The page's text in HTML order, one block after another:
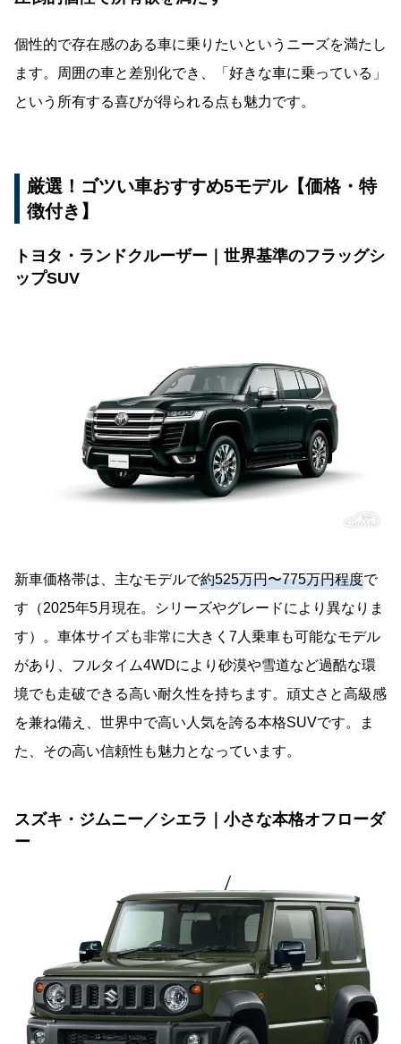
個性的で存在感のある車に乗りたいというニーズを満たし
ます。周囲の車と差別化でき、「好きな車に乗っている」
という所有する喜びが得られる点も魅力です。
厳選！ゴツい車おすすめ5モデル【価格・特
徴付き】
トヨタ・ランドクルーザー｜世界基準のフラッグシ
ップSUV
新車価格帯は、主なモデルで約525万円〜775万円程度で
す（2025年5月現在。シリーズやグレードにより異なりま
す）。車体サイズも非常に大きく7人乗車も可能なモデル
があり、フルタイム4WDにより砂漠や雪道など過酷な環
境でも走破できる高い耐久性を持ちます。頑丈さと高級感
を兼ね備え、世界中で高い人気を誇る本格SUVです。ま
た、その高い信頼性も魅力となっています。
スズキ・ジムニー／シエラ｜小さな本格オフローダ
ー